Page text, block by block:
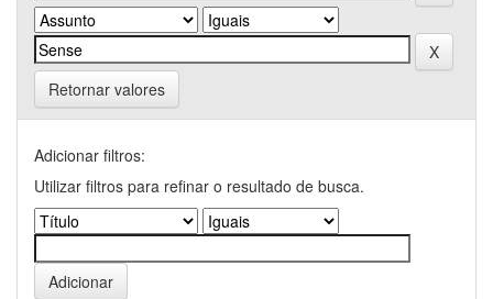
Retornar valores
Adicionar filtros:
Utilizar filtros para refinar o resultado de busca.